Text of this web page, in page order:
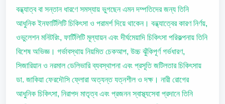
বন্ধ্যাত্ব বা সন্তান ধারণে সমস্যায় ভুগছেন এমন দম্পতিদের জন্য তিনি
আধুনিক ইনফার্টিলিটি চিকিৎসা ও পরামর্শ দিয়ে থাকেন। বন্ধ্যাত্বের কারণ নির্ণয়,
ওভুলেশন মনিটরিং, ফার্টিলিটি মূল্যায়ন এবং দীর্ঘমেয়াদি চিকিৎসা পরিকল্পনায় তিনি
বিশেষ অভিজ্ঞ। গর্ভাবস্থায় নিয়মিত চেকআপ, উচ্চ ঝুঁকিপূর্ণ গর্ভধারণ,
সিজারিয়ান ও নরমাল ডেলিভারি ব্যবস্থাপনা এবং প্রসূতি জটিলতার চিকিৎসায়
ডা. জাকিয়া ফেরদৌসি ফ্লোরা অত্যন্ত যত্নশীল ও দক্ষ। নারী রোগের
আধুনিক চিকিৎসা, নিরাপদ মাতৃত্ব এবং প্রজনন স্বাস্থ্যসেবা প্রদানে তিনি